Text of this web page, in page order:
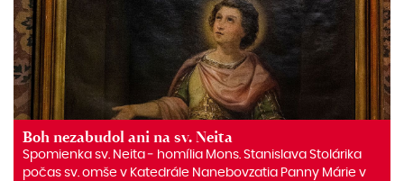
Boh nezabudol ani na sv. Neita
Spomienka sv. Neita ‒ homília Mons. Stanislava Stolárika
počas sv. omše v Katedrále Nanebovzatia Panny Márie v